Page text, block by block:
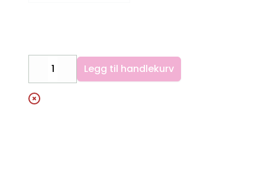
DecreaseIncrease
Legg til handlekurv